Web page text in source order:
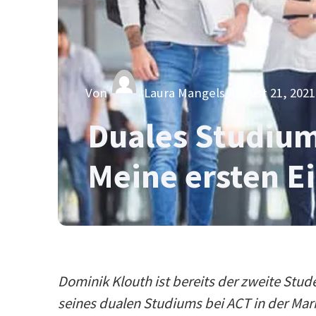
Von Laura Mangels August 21, 2021
Duales
Meine ersten
Dominik Klouth ist bereits der zweite
seines dualen Studiums bei ACT in der